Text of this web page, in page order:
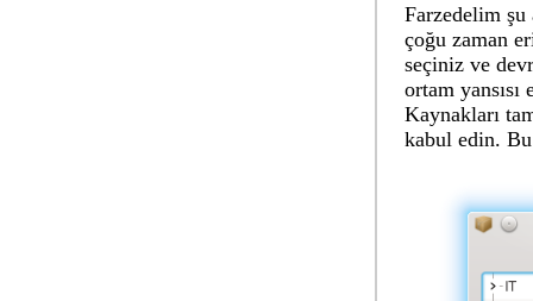
Farzedelim
çoğu zaman
seçiniz ve
ortam yansısı
Kaynakları
kabul edin. Bu